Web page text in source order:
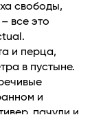
свободы,
все это
и перца,
в пустыне.
и
пачули и